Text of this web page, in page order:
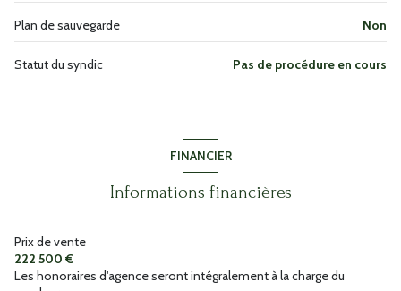
terrasse
interphone
Plan de sauvegarde Non
Statut du syndic Pas de procédure en cours
FINANCIER
Informations financières
Prix de vente
222 500 €
Les honoraires d'agence seront intégralement à la charge du